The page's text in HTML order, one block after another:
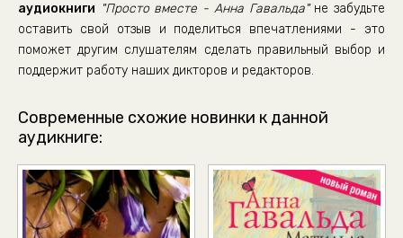
02-01-04
02-01-05
02-01-07
02-01-08
02-01-09
02-02-01
02-02-02
аудиокниги "Просто вместе - Анна Гавальда"не забудьте
оставить свой отзыв и поделиться впечатлениями - это
поможет другим слушателям сделать правильный выбор и
поддержит работу наших дикторов и редакторов.
Современные схожие новинки к данной
аудикниге: